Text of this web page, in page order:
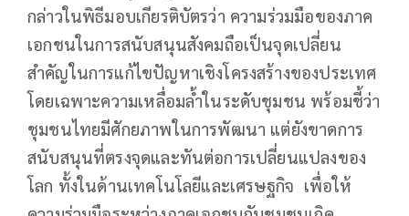
กล่าวในพิธีมอบเกียรติบัตรว่า ความร่วมมือของภาค
เอกชนในการสนับสนุนสังคมถือเป็นจุดเปลี่ยน
สำคัญในการแก้ไขปัญหาเชิงโครงสร้างของประเทศ
โดยเฉพาะความเหลื่อมล้ำในระดับชุมชน พร้อมชี้ว่า
ชุมชนไทยมีศักยภาพในการพัฒนา แต่ยังขาดการ
สนับสนุนที่ตรงจุดและทันต่อการเปลี่ยนแปลงของ
โลก ทั้งในด้านเทคโนโลยีและเศรษฐกิจ เพื่อให้